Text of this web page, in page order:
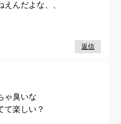
んだよな、、
返信
ゃ臭いな
て楽しい？